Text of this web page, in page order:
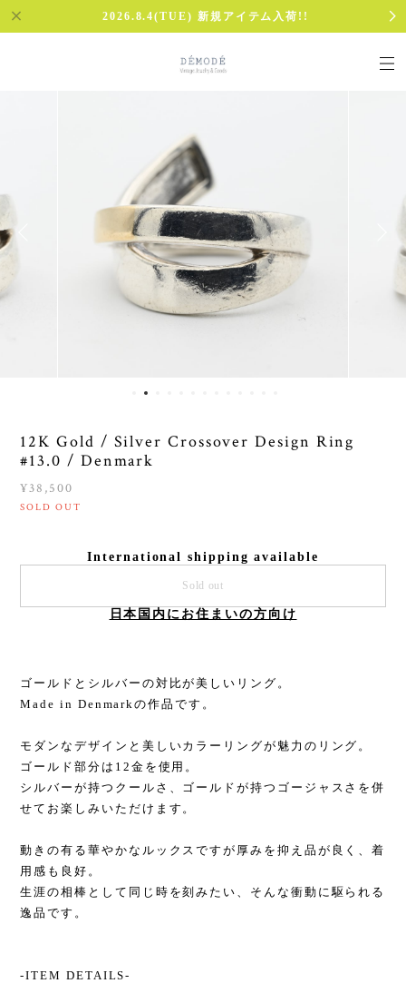
2026.8.4(TUE) 新規アイテム入荷!!
12K Gold / Silver Crossover Design Ring
#13.0 / Denmark
¥38,500
SOLD OUT
International shipping available
Sold out
日本国内にお住まいの方向け
ゴールドとシルバーの対比が美しいリング。
Made in Denmarkの作品です。
モダンなデザインと美しいカラーリングが魅力のリング。
ゴールド部分は12金を使用。
シルバーが持つクールさ、ゴールドが持つゴージャスさを併
せてお楽しみいただけます。
動きの有る華やかなルックスですが厚みを抑え品が良く、着
用感も良好。
生涯の相棒として同じ時を刻みたい、そんな衝動に駆られる
逸品です。
-ITEM DETAILS-